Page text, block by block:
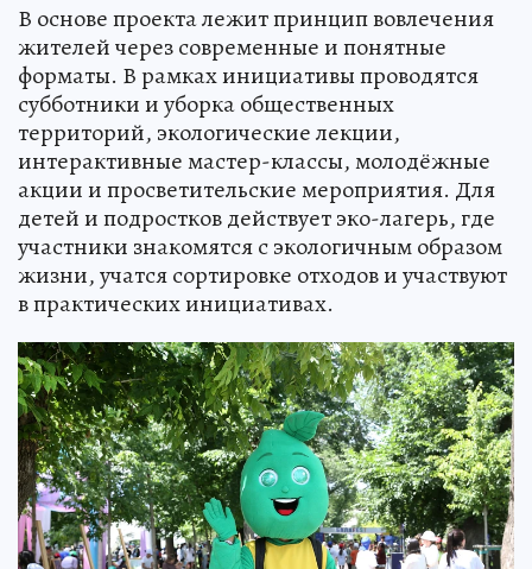
В основе проекта лежит принцип вовлечения
жителей через современные и понятные
форматы. В рамках инициативы проводятся
субботники и уборка общественных
территорий, экологические лекции,
интерактивные мастер-классы, молодёжные
акции и просветительские мероприятия. Для
детей и подростков действует эко-лагерь, где
участники знакомятся с экологичным образом
жизни, учатся сортировке отходов и участвуют
в практических инициативах.